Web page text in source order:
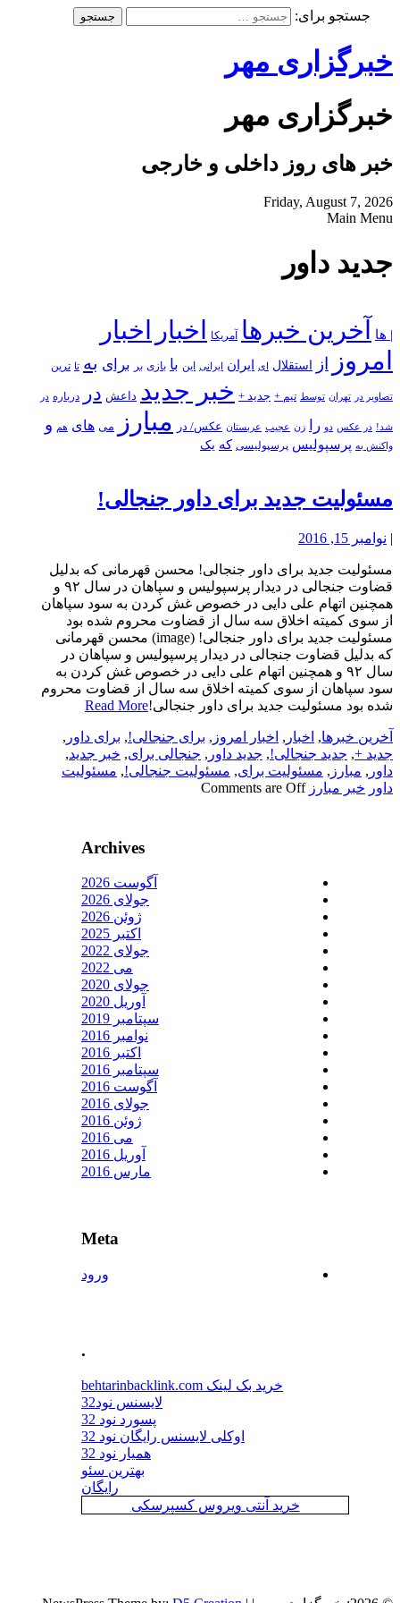
جستجو برای:
خبرگزاری مهر
خبرگزاری مهر
خبر های روز داخلی و خارجی
Friday, August 7, 2026
Main Menu
جدید داور
| ها آخرین خبرها آمریکا اخبار
اخبار
امروز
استقلال ای ایران ایرانی این با بازی بر برای به تا ترین
تصاویر در تهران توسط تیم + جدید + خبر جدید داعش در درباره در
شد! در عکس دو را زن عجیب عربستان عکس/ در مبارز می های هم و
واکنش به پرسپولیس پرسپولیسی که یک
مسئولیت جدید برای داور جنجالی!
نوامبر 15, 2016
مسئولیت جدید برای داور جنجالی! محسن قهرمانی که بدلیل
قضاوت جنجالی در دیدار پرسپولیس و سپاهان در سال ۹۲ و
همچنین اتهام علی دایی در خصوص غش کردن به سود سپاهان
از سوی کمیته اخلاق سه سال از قضاوت محروم شده بود
مسئولیت جدید برای داور جنجالی! (image) محسن قهرمانی
که بدلیل قضاوت جنجالی در دیدار پرسپولیس و سپاهان در
سال ۹۲ و همچنین اتهام علی دایی در خصوص غش کردن به
سود سپاهان از سوی کمیته اخلاق سه سال از قضاوت محروم
شده بود مسئولیت جدید برای داور جنجالی! Read More
آخرین خبرها,اخبار, اخبار امروز, برای جنجالی! ,برای داور,
جدید +,جدید جنجالی! ,جدید داور, جنجالی برای,خبر جدید,
داور, مبارز , مسئولیت برای,مسئولیت جنجالی! ,مسئولیت
داور
خبر مبارز Comments are Off
Archives
آگوست 2026
جولای 2026
ژوئن 2026
اکتبر 2025
جولای 2022
می 2022
جولای 2020
آوریل 2020
سپتامبر 2019
نوامبر 2016
اکتبر 2016
سپتامبر 2016
آگوست 2016
جولای 2016
ژوئن 2016
می 2016
آوریل 2016
مارس 2016
Meta
ورود
خرید بک لینک behtarinbacklink.com
لایسنس نود32
پسورد نود 32
اوکلی لایسنس رایگان نود 32
همیار نود 32
بهترین سئو
رایگان
خرید آنتی ویروس کسپرسکی